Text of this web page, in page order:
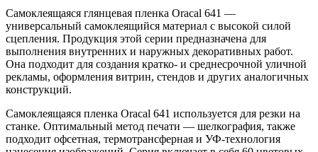
Самоклеящаяся глянцевая пленка Oracal 641 —
универсальный самоклеящийся материал с высокой силой
сцепления. Продукция этой серии предназначена для
выполнения внутренних и наружных декоративных работ.
Она подходит для создания кратко- и среднесрочной уличной
рекламы, оформления витрин, стендов и других аналогичных
конструкций.
Самоклеящаяся пленка Oracal 641 используется для резки на
станке. Оптимальный метод печати — шелкография, также
подходит офсетная, термотрансферная и УФ-технология